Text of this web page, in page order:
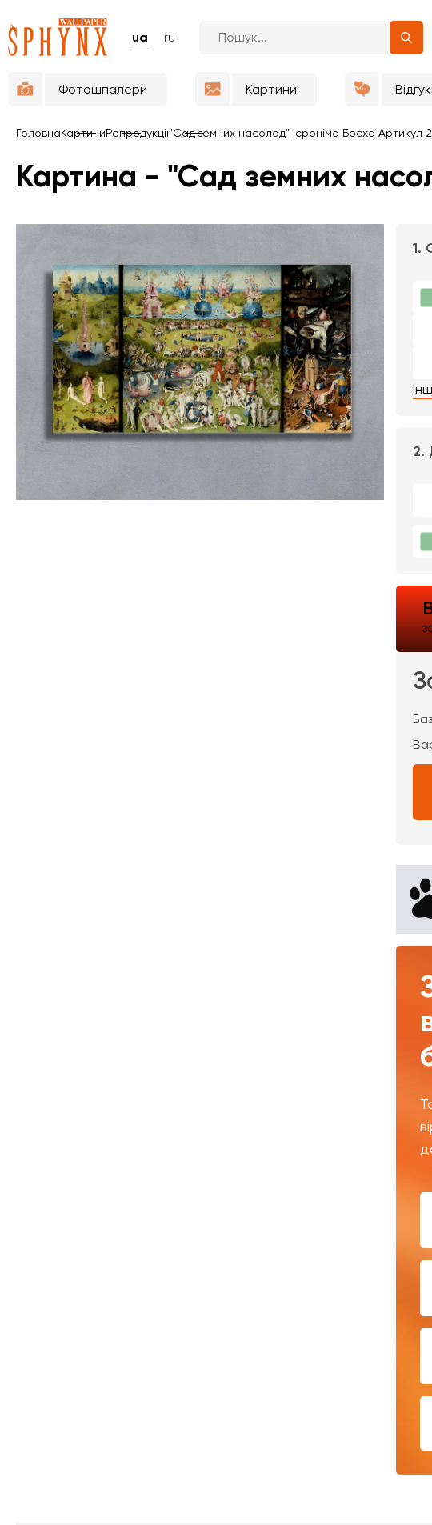
ua ru
Фотошпалери Картини
ГоловнаКартиниРепродукції"Сад земних насолод" Ієроніма Босха Артикул
Картина - "Сад земних
1.
2.